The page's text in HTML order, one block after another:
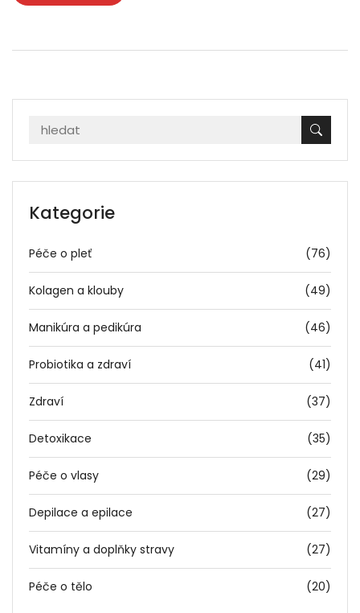
ve srovnání s jinými metodami.
Kategorie
Péče o pleť (76)
Kolagen a klouby (49)
Manikúra a pedikúra (46)
Probiotika a zdraví (41)
Zdraví (37)
Detoxikace (35)
Péče o vlasy (29)
Depilace a epilace (27)
Vitamíny a doplňky stravy (27)
Péče o tělo (20)